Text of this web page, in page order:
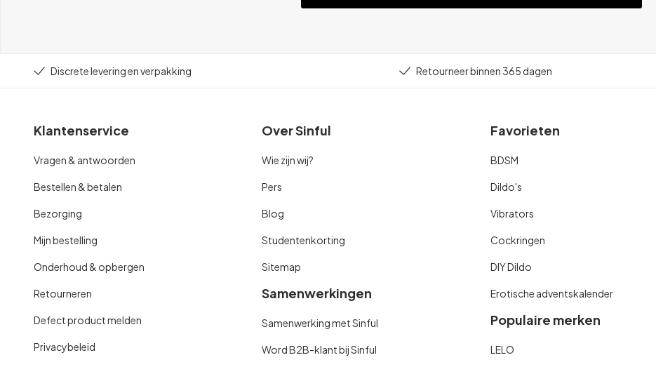
Discrete levering en verpakking Retourneer binnen 365 dagen
Klantenservice
Vragen & antwoorden
Bestellen & betalen
Bezorging
Mijn bestelling
Onderhoud & opbergen
Retourneren
Defect product melden
Privacybeleid
Over Sinful
Wie zijn wij?
Pers
Blog
Studentenkorting
Sitemap
Samenwerkingen
Samenwerking met Sinful
Word B2B-klant bij Sinful
Favorieten
BDSM
Dildo's
Vibrators
Cockringen
DIY Dildo
Erotische adventskalender
Populaire merken
LELO